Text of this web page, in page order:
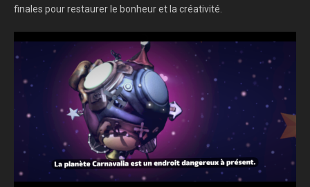
finales pour restaurer le bonheur et la créativité.